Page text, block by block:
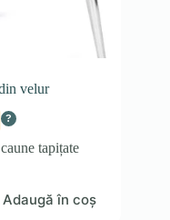
velur
?
tapițate
Adaugă în coș